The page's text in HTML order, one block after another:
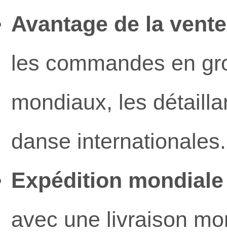
Avantage de la
les commandes en
mondiaux, les
danse internationales.
Expédition
avec une livraison